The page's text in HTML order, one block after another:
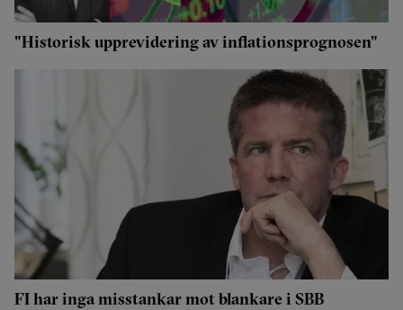
"Historisk upprevidering av inflationsprognosen"
FI har inga misstankar mot blankare i SBB